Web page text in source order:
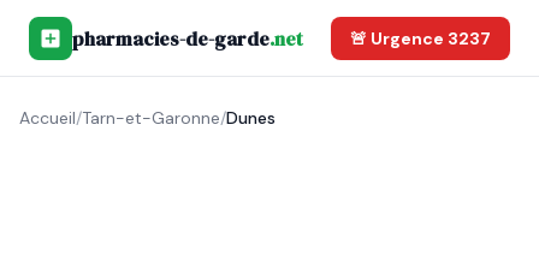
pharmacies-de-garde.net 🚨 Urgence 3237
Accueil/Tarn-et-Garonne/Dunes